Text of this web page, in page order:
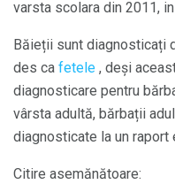
varsta scolara din 2011,
Băieții sunt diagnosticați
des ca fetele , deși
diagnosticare pentru
vârsta adultă, bărbații
diagnosticate la un raport
Citire asemănătoare: